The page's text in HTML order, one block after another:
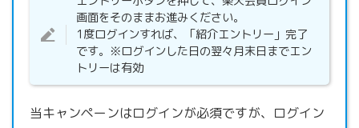
画面をそのままお進みください。
1度ログインすれば、「紹介エントリー」完了
です。※ログインした日の翌々月末日までエン
トリーは有効
当キャンペーンはログインが必須ですが、ログイン